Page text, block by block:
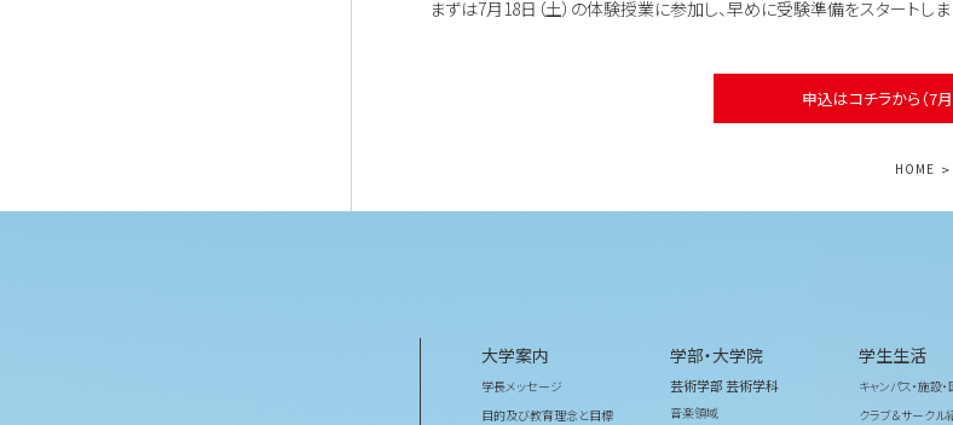
まずは7月18日（土）の体験授業に参加し、早めに受験準備をスタートしま
申込はコチラから（7
HOME
大学案内
学長メッセージ
目的及び教育理念と目標
学部・大学院
芸術学部 芸術学科
音楽領域
学生生活
キャンパス・施設
クラブ＆サークル